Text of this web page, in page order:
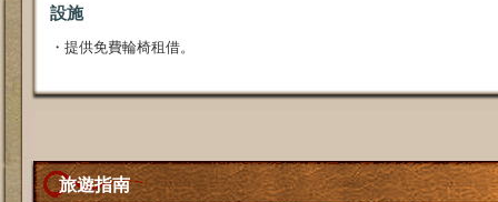
設施
・提供免費輪椅租借。
旅遊指南